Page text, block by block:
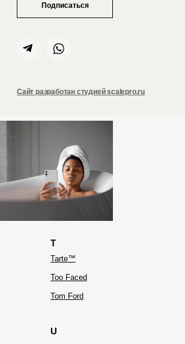
Сайт разработан студией scalepro.ru
Подписаться
Too Faced
ZIELINSKI&ROZEN
Tarte™
Tom Ford
T
U